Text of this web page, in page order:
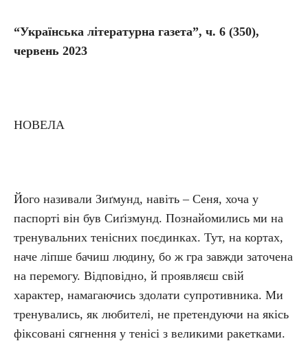
“Українська літературна газета”, ч. 6 (350),
червень 2023
НОВЕЛА
Його називали Зиґмунд, навіть – Сеня, хоча у
паспорті він був Сиґізмунд. Познайомились ми на
тренувальних тенісних поєдинках. Тут, на кортах,
наче ліпше бачиш людину, бо ж гра завжди заточена
на перемогу. Відповідно, й проявляєш свій
характер, намагаючись здолати супротивника. Ми
тренувались, як любителі, не претендуючи на якісь
фіксовані сягнення у тенісі з великими ракетками.